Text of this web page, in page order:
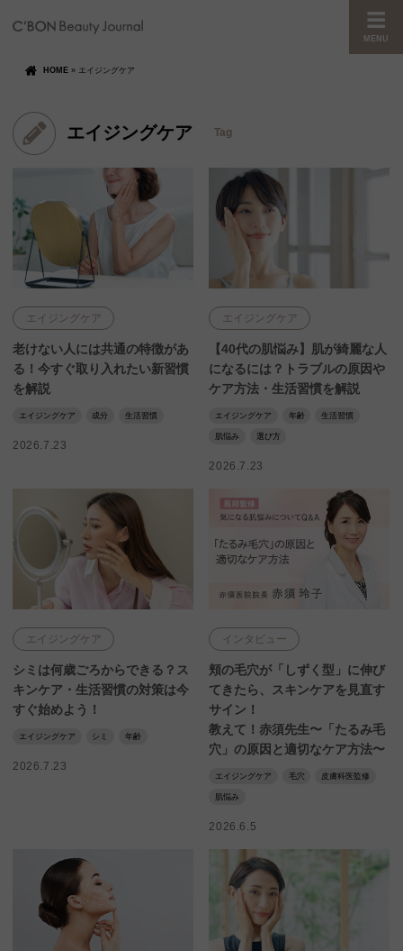
MENU
HOME » エイジングケア
エイジングケア Tag
エイジングケア
老けない人には共通の特徴があ
る！今すぐ取り入れたい新習慣
を解説
エイジングケア 成分 生活習慣
2026.7.23
エイジングケア
【40代の肌悩み】肌が綺麗な人
になるには？トラブルの原因や
ケア方法・生活習慣を解説
エイジングケア 年齢 生活習慣
肌悩み 選び方
2026.7.23
エイジングケア
シミは何歳ごろからできる？ス
キンケア・生活習慣の対策は今
すぐ始めよう！
エイジングケア シミ 年齢
2026.7.23
インタビュー
頬の毛穴が「しずく型」に伸び
てきたら、スキンケアを見直す
サイン！
教えて！赤須先生〜「たるみ毛
穴」の原因と適切なケア方法〜
エイジングケア 毛穴 皮膚科医監修
肌悩み
2026.6.5